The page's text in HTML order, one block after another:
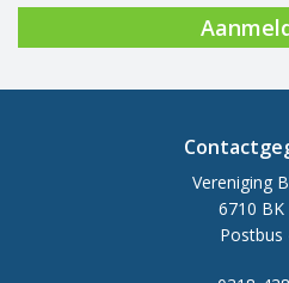
Vereniging
6710 BK
Postbus